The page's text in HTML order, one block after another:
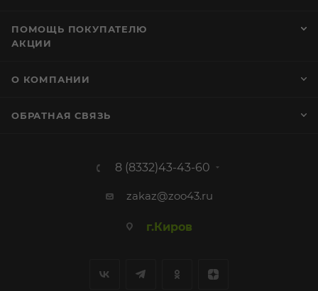
ПОМОЩЬ ПОКУПАТЕЛЮ
АКЦИИ
О КОМПАНИИ
ОБРАТНАЯ СВЯЗЬ
8 (8332)43-43-60
zakaz@zoo43.ru
г.Киров